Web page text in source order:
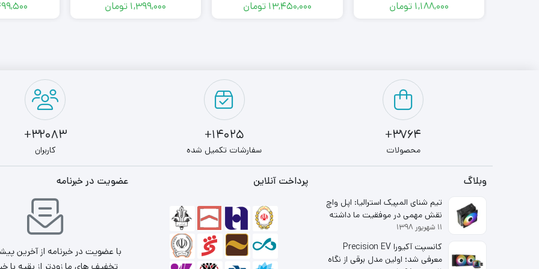
1,188,000 تومان 13,450,000 تومان 1,399,000 تومان
3764+
محصولات
14025+
سفارشات تکمیل شده
32083+
کاربران
وبلاگ
تیم شنای المپیک استرالیا: اپل واچ
نقش مهمی در موفقیت ما داشته
است
۱۱ شهریور ۱۳۹۸
کانسپت آکیورا Precision EV
معرفی شد؛ اولین مدل برقی از نگاه
پرداخت آنلاین عضویت در خبرنامه
با عضویت در خبرنامه از آخرین